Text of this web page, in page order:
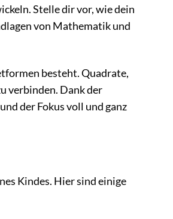
Stelle dir vor, wie dein
von Mathematik und
besteht. Quadrate,
verbinden. Dank der
der Fokus voll und ganz
Kindes. Hier sind einige